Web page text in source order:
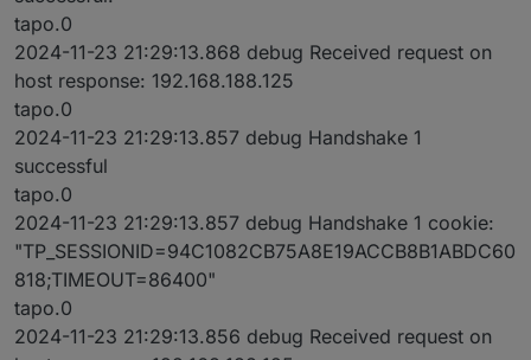
tapo.0
2024-11-23 21:29:13.868 debug Received request on
host response: 192.168.188.125
tapo.0
2024-11-23 21:29:13.857 debug Handshake 1
successful
tapo.0
2024-11-23 21:29:13.857 debug Handshake 1 cookie:
"TP_SESSIONID=94C1082CB75A8E19ACCB8B1ABDC60
818;TIMEOUT=86400"
tapo.0
2024-11-23 21:29:13.856 debug Received request on